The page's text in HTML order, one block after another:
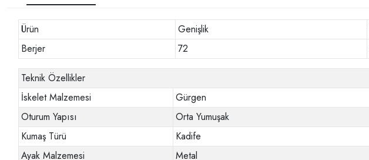
Ürün Genişlik
Berjer
72
Teknik Özellikler
İskelet Malzemesi
Gürgen
Oturum Yapısı
Orta Yumuşak
Kumaş Türü
Kadife
Ayak Malzemesi
Metal